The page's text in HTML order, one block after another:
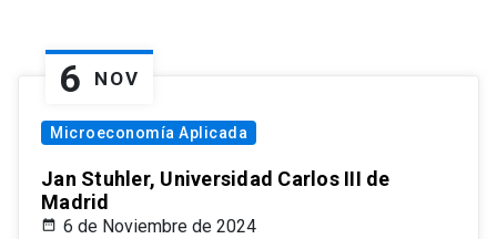
6 NOV
Microeconomía Aplicada
Jan Stuhler, Universidad Carlos III de
Madrid
6 de Noviembre de 2024